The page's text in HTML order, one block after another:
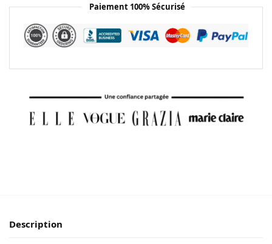
Paiement 100% Sécurisé
Description